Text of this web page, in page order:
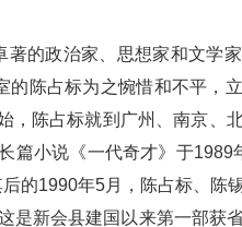
的政治家、思想家和文学
的陈占标为之惋惜和不平，
，陈占标就到广州、南京、
小说《一代奇才》于1989
的1990年5月，陈占标、陈
是新会县建国以来第一部获